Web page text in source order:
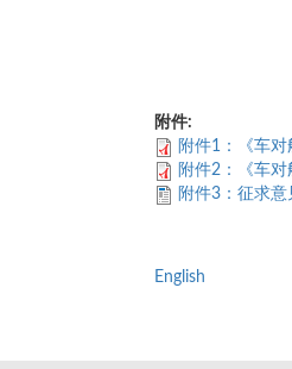
附件:
附件1：《车
附件2：《车
附件3：征求
English